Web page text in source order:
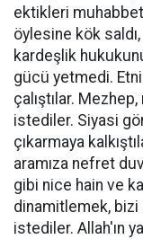
ektikleri
öylesine kök
kardeşlik
gücü yetmedi.
çalıştılar.
istediler. Siyasi
çıkarmaya
aramıza nefret
gibi nice hain ve
dinamitlemek,
istediler. Allah'ın